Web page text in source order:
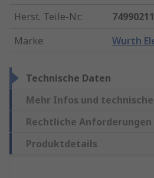
Herst. Teile-Nr.:
Marke: Wurth
Technische Daten
Mehr Infos und
Rechtliche Anforderungen
Produktdetails